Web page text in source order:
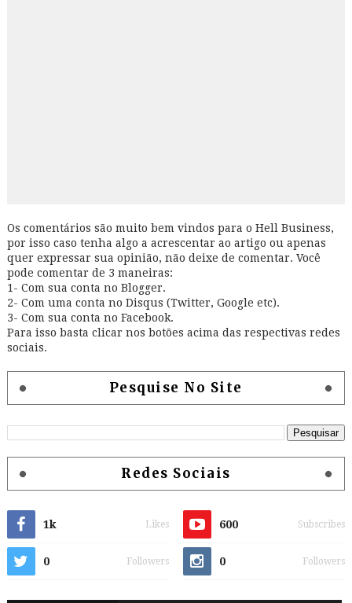
Os comentários são muito bem vindos para o Hell Business,
por isso caso tenha algo a acrescentar ao artigo ou apenas
quer expressar sua opinião, não deixe de comentar. Você
pode comentar de 3 maneiras:
1- Com sua conta no Blogger.
2- Com uma conta no Disqus (Twitter, Google etc).
3- Com sua conta no Facebook.
Para isso basta clicar nos botões acima das respectivas redes
sociais.
Pesquise No Site
Redes Sociais
1k Likes 600 Subscribes
0 Followers 0 Followers